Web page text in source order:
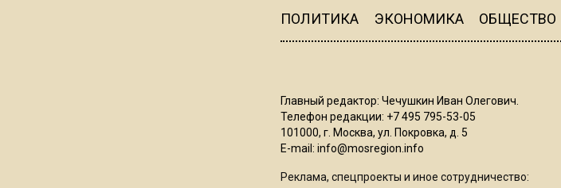
ПОЛИТИКА ЭКОНОМИКА ОБЩЕСТВО
Главный редактор: Чечушкин Иван Олегович.
Телефон редакции: +7 495 795-53-05
101000, г. Москва, ул. Покровка, д. 5
E-mail: info@mosregion.info
Реклама, спецпроекты и иное сотрудничество: